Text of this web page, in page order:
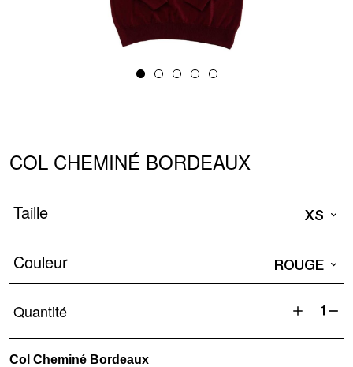
COL CHEMINÉ BORDEAUX
Taille XS
Couleur ROUGE
Quantité
quantité
de
Col Cheminé Bordeaux